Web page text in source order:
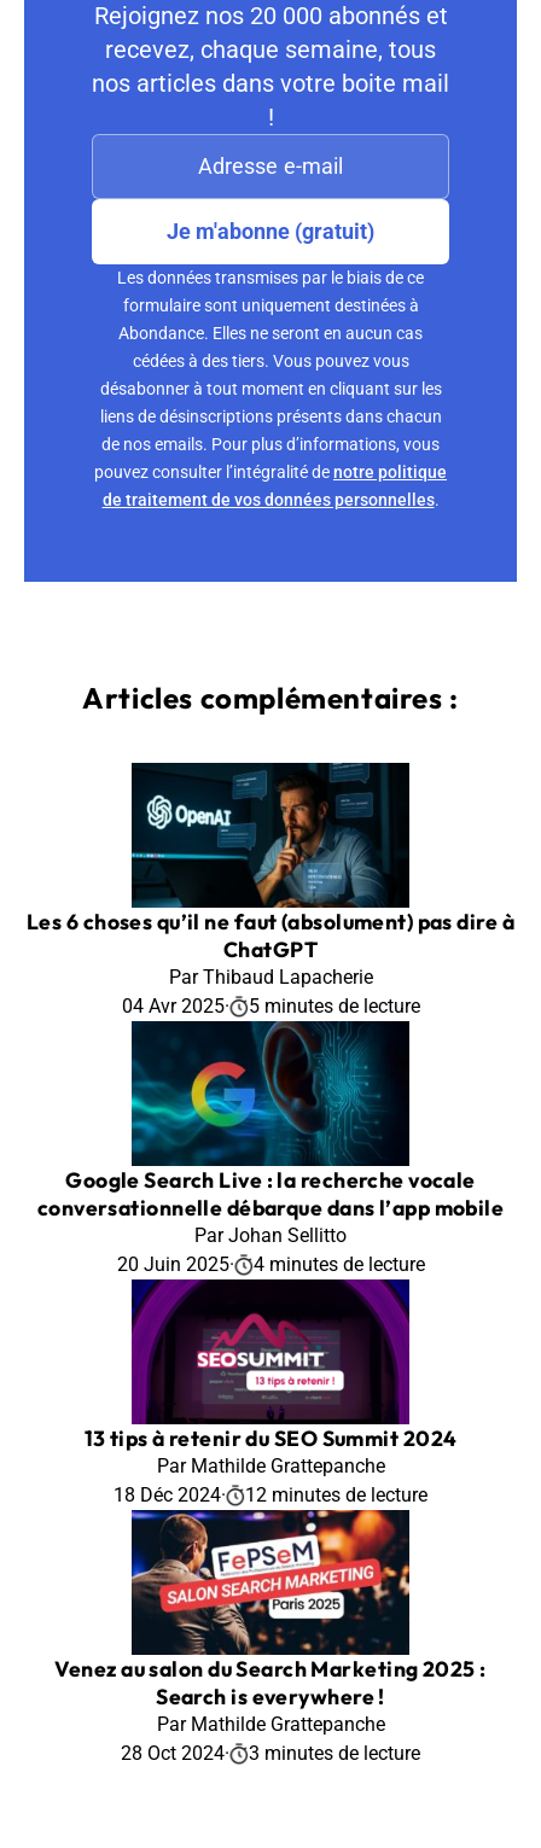
Rejoignez nos 20 000 abonnés et
recevez, chaque semaine, tous
nos articles dans votre boite mail
!
Je m'abonne (gratuit)
Les données transmises par le biais de ce
formulaire sont uniquement destinées à
Abondance. Elles ne seront en aucun cas
cédées à des tiers. Vous pouvez vous
désabonner à tout moment en cliquant sur les
liens de désinscriptions présents dans chacun
de nos emails. Pour plus d’informations, vous
pouvez consulter l’intégralité denotre politique
de traitement de vos données personnelles.
Articles complémentaires :
Les 6 choses qu’il ne faut (absolument) pas dire à
ChatGPT
Par Thibaud Lapacherie
04 Avr 2025· 5 minutes de lecture
Google Search Live : la recherche vocale
conversationnelle débarque dans l’app mobile
Par Johan Sellitto
20 Juin 2025· 4 minutes de lecture
13 tips à retenir du SEO Summit 2024
Par Mathilde Grattepanche
18 Déc 2024· 12 minutes de lecture
Venez au salon du Search Marketing 2025 :
Search is everywhere !
Par Mathilde Grattepanche
28 Oct 2024· 3 minutes de lecture